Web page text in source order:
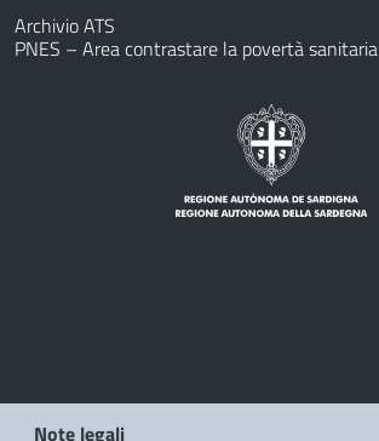
Archivio ATS
PNES – Area contrastare la povertà sanitaria
Note legali